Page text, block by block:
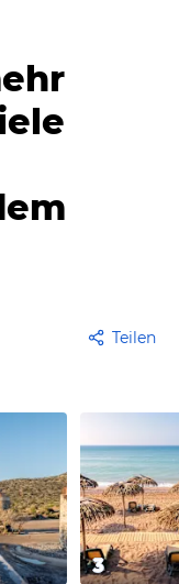
Teilen
3